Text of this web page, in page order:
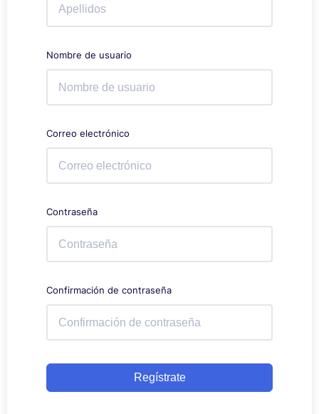
Nombre de usuario
Correo electrónico
Contraseña
Confirmación de contraseña
Regístrate